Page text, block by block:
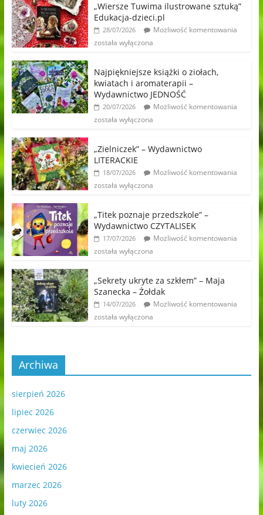
„Wiersze Tuwima ilustrowane sztuką”
Edukacja-dzieci.pl
28/07/2026
Możliwość komentowania
została wyłączona
Najpiękniejsze książki o ziołach,
kwiatach i aromaterapii –
Wydawnictwo JEDNOŚĆ
20/07/2026
Możliwość komentowania
została wyłączona
„Zielniczek” – Wydawnictwo
LITERACKIE
18/07/2026
Możliwość komentowania
została wyłączona
„Titek poznaje przedszkole” –
Wydawnictwo CZYTALISEK
17/07/2026
Możliwość komentowania
została wyłączona
„Sekrety ukryte za szkłem” – Maja
Szanecka – Żołdak
14/07/2026
Możliwość komentowania
została wyłączona
Archiwa
sierpień 2026
lipiec 2026
czerwiec 2026
maj 2026
kwiecień 2026
marzec 2026
luty 2026